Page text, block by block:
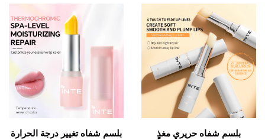
بلسم شفاه حريري مغذٍ
بلسم شفاه تغيير درجة الحرارة